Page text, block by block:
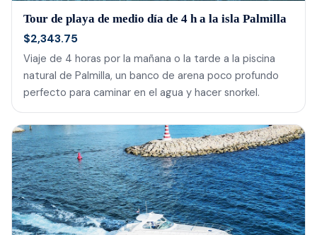
Tour de playa de medio día de 4 h a la isla Palmilla
$2,343.75
Viaje de 4 horas por la mañana o la tarde a la piscina
natural de Palmilla, un banco de arena poco profundo
perfecto para caminar en el agua y hacer snorkel.